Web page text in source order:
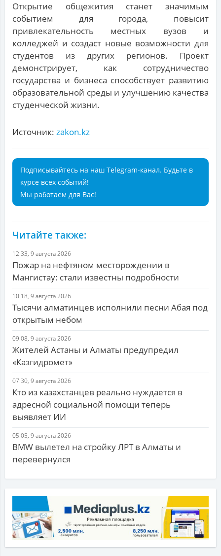
Открытие общежития станет значимым
событием для города, повысит
привлекательность местных вузов и
колледжей и создаст новые возможности для
студентов из других регионов. Проект
демонстрирует, как сотрудничество
государства и бизнеса способствует развитию
образовательной среды и улучшению качества
студенческой жизни.
Источник: zakon.kz
Подписывайтесь на наш Telegram-канал. Будьте в
курсе всех событий!
Мы работаем для Вас!
Читайте также:
12:33, 9 августа 2026
Пожар на нефтяном месторождении в
Мангистау: стали известны подробности
10:18, 9 августа 2026
Тысячи алматинцев исполнили песни Абая под
открытым небом
09:08, 9 августа 2026
Жителей Астаны и Алматы предупредил
«Казгидромет»
07:30, 9 августа 2026
Кто из казахстанцев реально нуждается в
адресной социальной помощи теперь
выявляет ИИ
05:05, 9 августа 2026
BMW вылетел на стройку ЛРТ в Алматы и
перевернулся